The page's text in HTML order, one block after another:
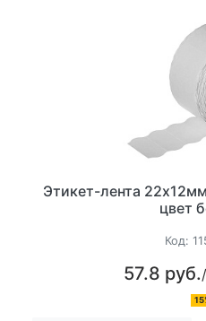
Этикет-лента
цвет
Код:
57.8 руб.